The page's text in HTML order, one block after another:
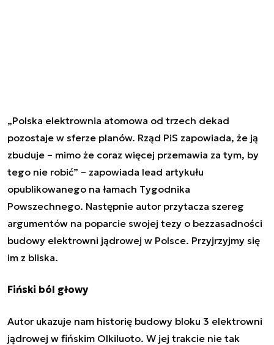
„Polska elektrownia atomowa od trzech dekad
pozostaje w sferze planów. Rząd PiS zapowiada, że ją
zbuduje – mimo że coraz więcej przemawia za tym, by
tego nie robić” – zapowiada lead artykułu
opublikowanego na łamach Tygodnika
Powszechnego. Następnie autor przytacza szereg
argumentów na poparcie swojej tezy o bezzasadności
budowy elektrowni jądrowej w Polsce. Przyjrzyjmy się
im z bliska.
Fiński ból głowy
Autor ukazuje nam historię budowy bloku 3 elektrowni
jądrowej w fińskim Olkiluoto. W jej trakcie nie tak